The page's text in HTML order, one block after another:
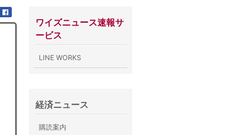
ワイズニュース速報サ
ービス
LINE WORKS
経済ニュース
購読案内